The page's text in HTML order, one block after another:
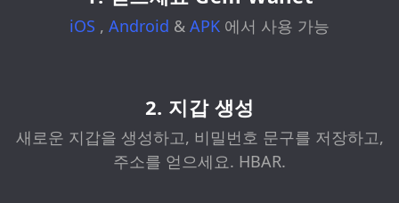
iOS , Android & APK 에서 사용 가능
2. 지갑 생성
새로운 지갑을 생성하고, 비밀번호 문구를 저장하고,
주소를 얻으세요. HBAR.